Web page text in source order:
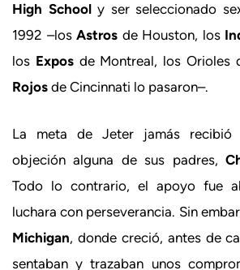
High Schooly ser seleccionado
1992 –los Astros de Houston, los
los Exposde Montreal, los Orioles
Rojos de Cincinnati lo pasaron–.
La meta de Jeter jamás recibió
objeción alguna de sus padres,
Todo lo contrario, el apoyo fue
luchara con perseverancia. Sin
Michigan, donde creció, antes de
sentaban y trazaban unos